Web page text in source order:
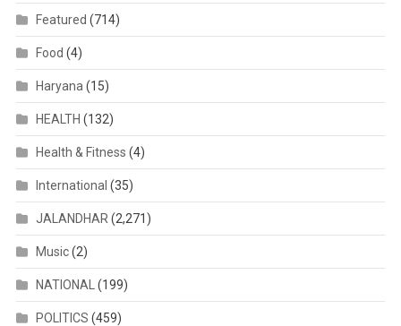
Featured (714)
Food (4)
Haryana (15)
HEALTH (132)
Health & Fitness (4)
International (35)
JALANDHAR (2,271)
Music(2)
NATIONAL (199)
POLITICS (459)